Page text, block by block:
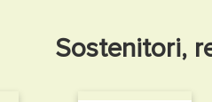
Sostenitori,